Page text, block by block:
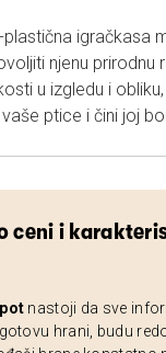
igračkasa
njenu prirodnu
u izgledu i
ptice i čini joj
ceni i
nastoji da sve
hrani, budu